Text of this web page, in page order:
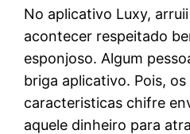
No aplicativo Luxy,
acontecer respeitado
esponjoso. Algum
briga aplicativo. Pois,
caracteristicas chifre
aquele dinheiro para